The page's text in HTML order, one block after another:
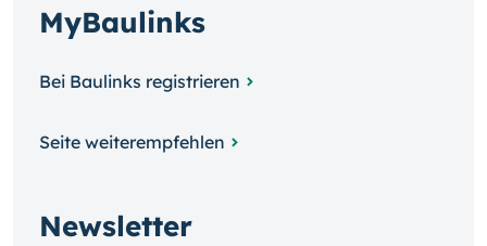
MyBaulinks
Bei Baulinks registrieren
Seite weiterempfehlen
Newsletter